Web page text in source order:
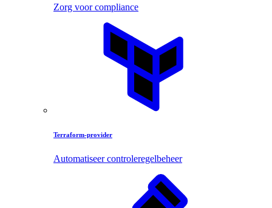
Zorg voor compliance
Terraform-provider
Automatiseer controleregelbeheer